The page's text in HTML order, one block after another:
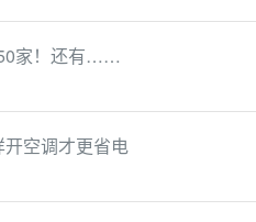
家！还有……
空调才更省电